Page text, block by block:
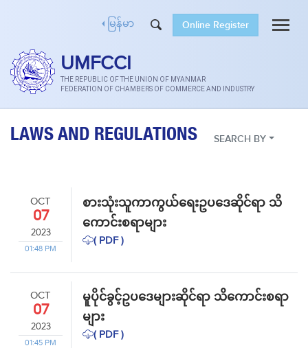
မြန်မာ Online Register
UMFCCI
THE REPUBLIC OF THE UNION OF MYANMAR
FEDERATION OF CHAMBERS OF COMMERCE AND INDUSTRY
LAWS AND REGULATIONS SEARCH BY
OCT
07
2023
01:48 PM
စားသုံးသူကာကွယ်ရေးဥပဒေဆိုင်ရာ သိ
ကောင်းစရာများ
( PDF )
OCT
07
2023
01:45 PM
မူပိုင်ခွင့်ဥပဒေများဆိုင်ရာ သိကောင်းစရာ
များ
( PDF )